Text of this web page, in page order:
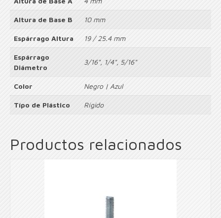
Altura de Base B 10 mm
Espárrago Altura 19 / 25.4 mm
Espárrago
Diámetro
3/16", 1/4", 5/16"
Color Negro | Azul
Típo de Plástico Rígido
Productos relacionados